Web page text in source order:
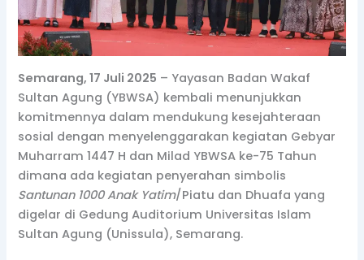
Semarang, 17 Juli 2025 – Yayasan Badan Wakaf
Sultan Agung (YBWSA) kembali menunjukkan
komitmennya dalam mendukung kesejahteraan
sosial dengan menyelenggarakan kegiatan Gebyar
Muharram 1447 H dan Milad YBWSA ke-75 Tahun
dimana ada kegiatan penyerahan simbolis
Santunan 1000 Anak Yatim/Piatu dan Dhuafa yang
digelar di Gedung Auditorium Universitas Islam
Sultan Agung (Unissula), Semarang.